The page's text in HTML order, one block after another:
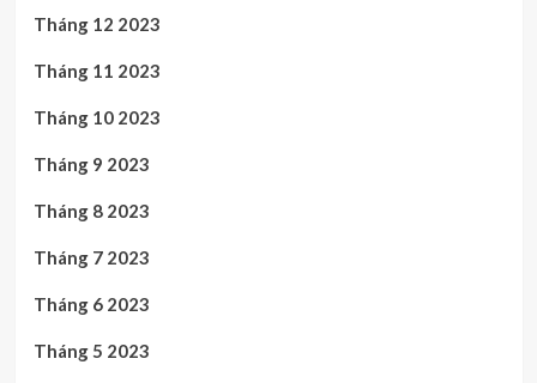
Tháng 12 2023
Tháng 11 2023
Tháng 10 2023
Tháng 9 2023
Tháng 8 2023
Tháng 7 2023
Tháng 6 2023
Tháng 5 2023